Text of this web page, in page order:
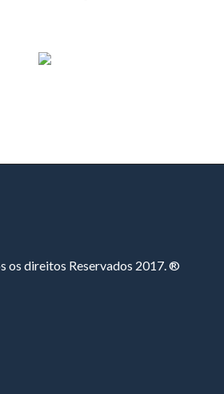
os direitos Reservados 2017. ®